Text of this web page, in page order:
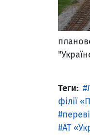
Теги:
філії
АТ